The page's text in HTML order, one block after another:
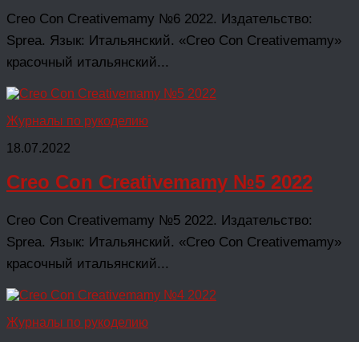
Creo Con Creativemamy №6 2022. Издательство:
Sprea. Язык: Итальянский. «Creo Con Creativemamy»
красочный итальянский...
Журналы по рукоделию
18.07.2022
Creo Con Creativemamy №5 2022
Creo Con Creativemamy №5 2022. Издательство:
Sprea. Язык: Итальянский. «Creo Con Creativemamy»
красочный итальянский...
Журналы по рукоделию